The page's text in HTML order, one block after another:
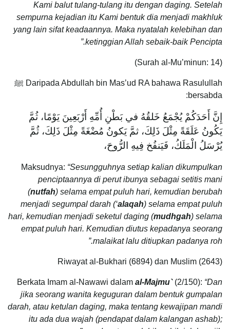
Kami balut tulang-tulang itu dengan daging. Setelah
sempurna kejadian itu Kami bentuk dia menjadi makhluk
yang lain sifat keadaannya. Maka nyatalah kelebihan dan
ketinggian Allah sebaik-baik Pencipta.”
(Surah al-Mu’minun: 14)
Daripada Abdullah bin Mas’ud RA bahawa Rasulullah ﷺ
bersabda:
إِنَّ أَحَدَكُمْ يُجْمَعُ خَلقُهُ في بَطْنِ أُمِّهِ أَرْبَعِينَ يَوْمًا، ثُمَّ
يَكُونُ عَلَقَةً مِثْلَ ذَلِكَ، ثمَّ يَكونُ مُضْغَةً مِثْلَ ذَلِكَ، ثُمَّ
يُرْسَلُ الْمَلَكُ، فَيَنفُخ فِيهِ الرُّوحَ،
Maksudnya: “Sesungguhnya setiap kalian dikumpulkan
penciptaannya di perut ibunya sebagai setitis mani
(nutfah) selama empat puluh hari, kemudian berubah
menjadi segumpal darah (‘alaqah) selama empat puluh
hari, kemudian menjadi seketul daging (mudhgah) selama
empat puluh hari. Kemudian diutus kepadanya seorang
malaikat lalu ditiupkan padanya roh.”
Riwayat al-Bukhari (6894) dan Muslim (2643)
Berkata Imam al-Nawawi dalam al-Majmu`(2/150): “Dan
jika seorang wanita keguguran dalam bentuk gumpalan
darah, atau ketulan daging, maka tentang kewajipan mandi
itu ada dua wajah (pendapat dalam kalangan ashab);